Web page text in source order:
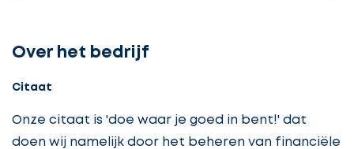
Over het bedrijf
Citaat
Onze citaat is 'doe waar je goed in bent!' dat
doen wij namelijk door het beheren van financiële